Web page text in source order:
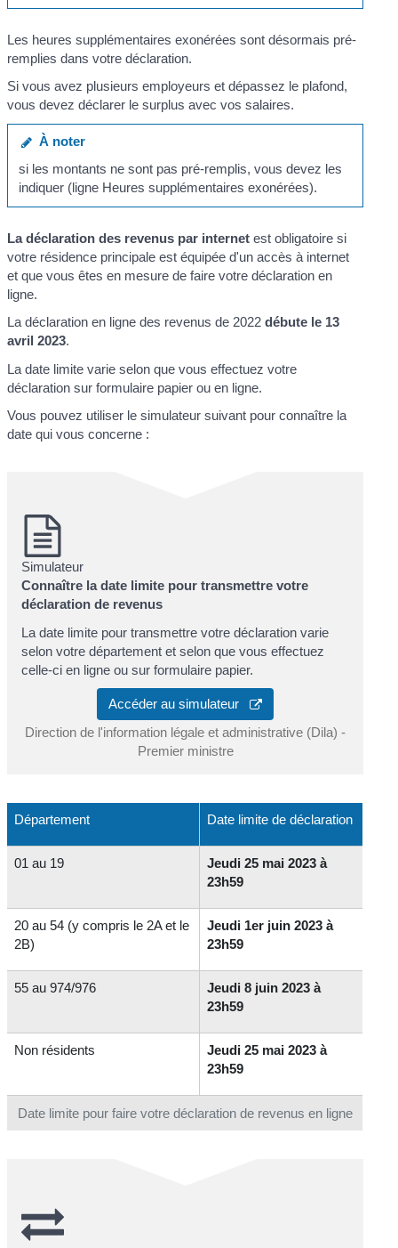
Les heures supplémentaires exonérées sont désormais pré-
remplies dans votre déclaration.
Si vous avez plusieurs employeurs et dépassez le plafond,
vous devez déclarer le surplus avec vos salaires.
À noter
si les montants ne sont pas pré-remplis, vous devez les
indiquer (ligne Heures supplémentaires exonérées).
La déclaration des revenus par internet est obligatoire si
votre résidence principale est équipée d'un accès à internet
et que vous êtes en mesure de faire votre déclaration en
ligne.
La déclaration en ligne des revenus de 2022débute le 13
avril 2023.
La date limite varie selon que vous effectuez votre
déclaration sur formulaire papier ou en ligne.
Vous pouvez utiliser le simulateur suivant pour connaître la
date qui vous concerne :
Simulateur
Connaître la date limite pour transmettre votre
déclaration de revenus
La date limite pour transmettre votre déclaration varie
selon votre département et selon que vous effectuez
celle-ci en ligne ou sur formulaire papier.
Accéder au simulateur
Direction de l'information légale et administrative (Dila) -
Premier ministre
Date limite pour faire votre déclaration de revenus en ligne
Département Date limite de déclaration
01 au 19
Jeudi 25 mai 2023 à
23h59
20 au 54 (y compris le 2A et le
2B)
Jeudi 1er juin 2023 à
23h59
55 au 974/976
Jeudi 8 juin 2023 à
23h59
Non résidents
Jeudi 25 mai 2023 à
23h59